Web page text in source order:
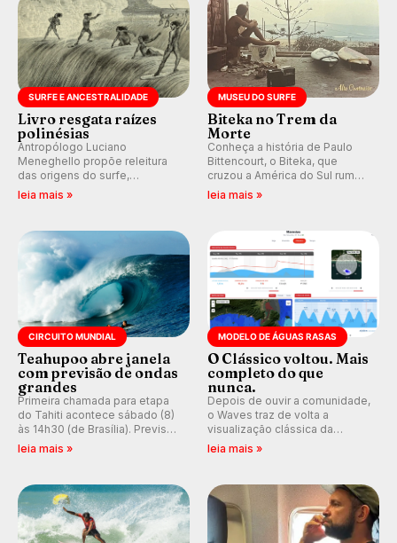
SURFE E ANCESTRALIDADE
Livro resgata raízes
polinésias
Antropólogo Luciano
Meneghello propõe releitura
das origens do surfe,
resgatando a cultura polinésia
e questionando a visão
prática em esporte e indústria.
leia mais »
MUSEU DO SURFE
Biteka no Trem da
Morte
Conheça a história de Paulo
Bittencourt, o Biteka, que
cruzou a América do Sul rumo
ao Pacífico em uma jornada
que se tornou um marco de
leia mais »
CIRCUITO MUNDIAL
Teahupoo abre janela
com previsão de ondas
grandes
Primeira chamada para etapa
do Tahiti acontece sábado (8)
às 14h30 (de Brasília). Previsão
indica swell consistente.
Medina embarca para evento e
Kelly Slater convidado.
leia mais »
MODELO DE ÁGUAS RASAS
O Clássico voltou. Mais
completo do que
nunca.
Depois de ouvir a comunidade,
o Waves traz de volta a
visualização clássica da
previsão de águas rasas,
agora integrada à nova
ondas para até 16 dias.
leia mais »